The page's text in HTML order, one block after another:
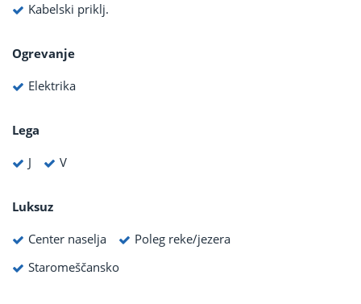
Kabelski priklj.
Ogrevanje
Elektrika
Lega
J
V
Luksuz
Center naselja
Poleg reke/jezera
Staromeščansko